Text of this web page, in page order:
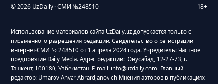
© 2026 UzDaily · СМИ №248510 18+
Использование материалов сайта UzDaily.uz допускается только с
письменного разрешения редакции. Свидетельство о регистрации
интернет-СМИ № 248510 от 1 апреля 2024 года. Учредитель: Частное
предприятие Daily Media. Адрес редакции: Юнусабад, 12-27-73, г.
Ташкент, 100180, Узбекистан. E-mail: info@uzdaily.com. Главный
редактор: Umarov Anvar Abrardjanovich Мнения авторов в публикациях